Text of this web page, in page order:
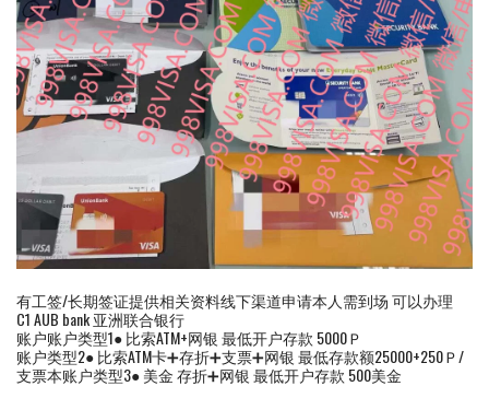
有工签/长期签证提供相关资料线下渠道申请本人需到场 可以办理
C1 AUB bank 亚洲联合银行
账户账户类型1● 比索ATM+网银 最低开户存款 5000Ｐ
账户类型2● 比索ATM卡➕存折➕支票➕网银 最低存款额25000+250Ｐ/
支票本账户类型3● 美金 存折➕网银 最低开户存款 500美金